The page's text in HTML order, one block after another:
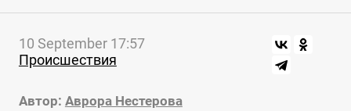
10 September 17:57
Происшествия
Автор: Аврора Нестерова